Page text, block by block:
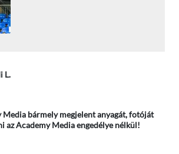
L.
Media bármely megjelent anyagát, fotóját
az Academy Media engedélye nélkül!